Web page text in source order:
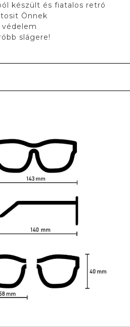
készült és fiatalos retró
Önnek
védelem
slágere!